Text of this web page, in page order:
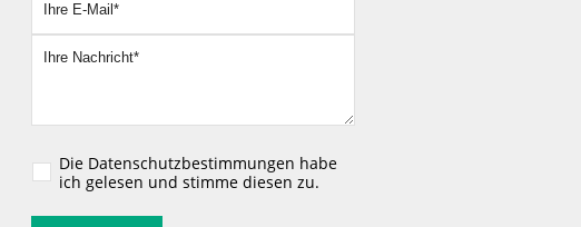
Die Datenschutzbestimmungen habe
ich gelesen und stimme diesen zu.